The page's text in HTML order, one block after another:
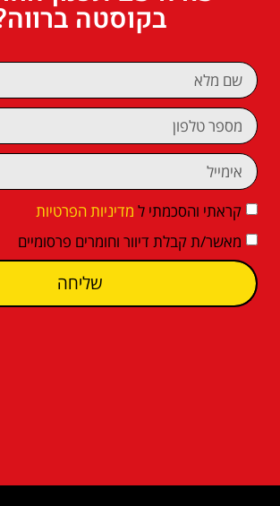
בקוסטה
קראתי והסכמתי ל מדיניות הפרטיות
מאשר/ת קבלת דיוור וחומרים פרסומיים
שליחה